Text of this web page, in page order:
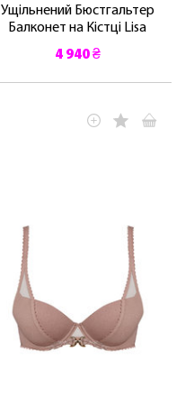
Ущільнений Бюстгальтер
Балконет на Кістці Lisa
4 940 ₴